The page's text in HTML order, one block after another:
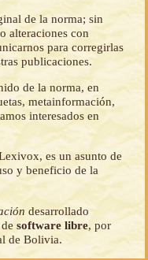
de la norma; sin
alteraciones con
para corregirlas
publicaciones.
de la norma, en
metainformación,
interesados en
es un asunto de
y beneficio de la
desarrollado
desoftware libre, por
de Bolivia.